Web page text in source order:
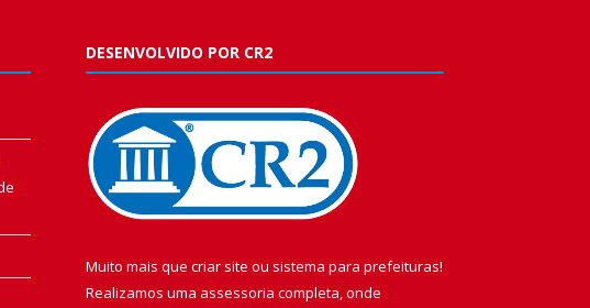
DESENVOLVIDO POR CR2
Muito mais que criar site ou sistema para prefeituras!
Realizamos uma assessoria completa, onde